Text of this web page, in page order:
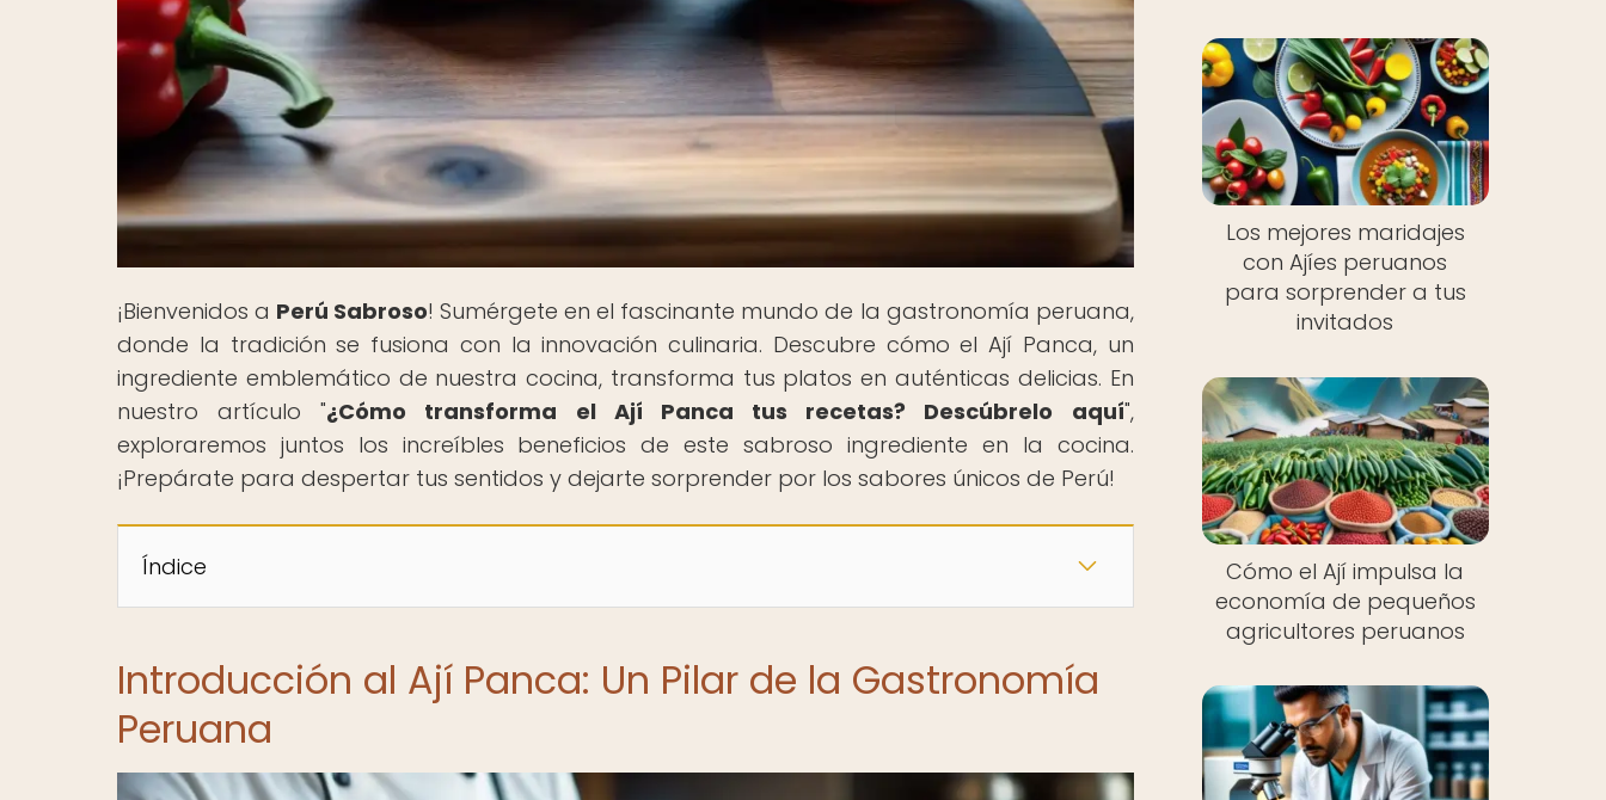
¡Bienvenidos a Perú Sabroso! Sumérgete en el fascinante mundo de la gastronomía peruana,
donde la tradición se fusiona con la innovación culinaria. Descubre cómo el Ají Panca, un
ingrediente emblemático de nuestra cocina, transforma tus platos en auténticas delicias. En
nuestro artículo "¿Cómo transforma el Ají Panca tus recetas? Descúbrelo aquí",
exploraremos juntos los increíbles beneficios de este sabroso ingrediente en la cocina.
¡Prepárate para despertar tus sentidos y dejarte sorprender por los sabores únicos de Perú!
Índice
Introducción al Ají Panca: Un Pilar de la Gastronomía
Peruana
Los mejores maridajes
con Ajíes peruanos
para sorprender a tus
invitados
Cómo el Ají impulsa la
economía de pequeños
agricultores peruanos